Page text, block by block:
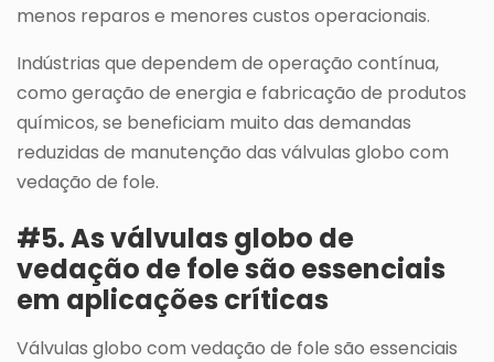
menos reparos e menores custos operacionais.
Indústrias que dependem de operação contínua,
como geração de energia e fabricação de produtos
químicos, se beneficiam muito das demandas
reduzidas de manutenção das válvulas globo com
vedação de fole.
#5. As válvulas globo de
vedação de fole são essenciais
em aplicações críticas
Válvulas globo com vedação de fole são essenciais